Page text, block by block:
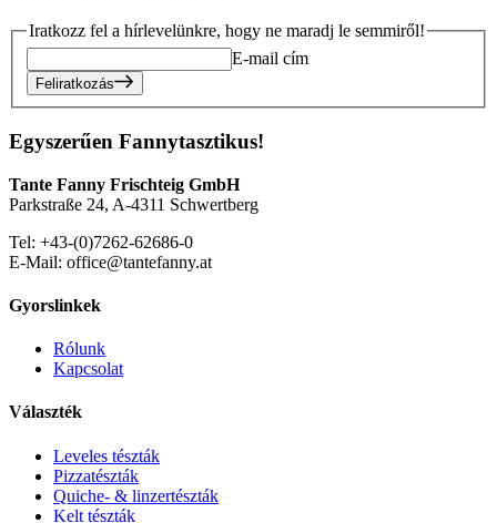
Iratkozz fel a hírlevelünkre, hogy ne maradj le semmiről!
E-mail cím
Feliratkozás
Egyszerűen Fannytasztikus!
Tante Fanny Frischteig GmbH
Parkstraße 24, A-4311 Schwertberg
Tel: +43-(0)7262-62686-0
E-Mail: office@tantefanny.at
Gyorslinkek
Rólunk
Kapcsolat
Választék
Leveles tészták
Pizzatészták
Quiche- & linzertészták
Kelt tészták